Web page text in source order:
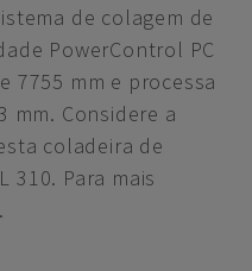
de colagem de
PowerControl PC
7755 mm e processa
mm. Considere a
coladeira de
310. Para mais